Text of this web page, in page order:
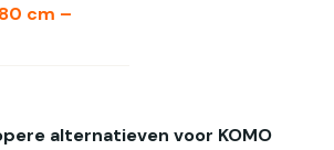
cm –
alternatieven voor KOMO